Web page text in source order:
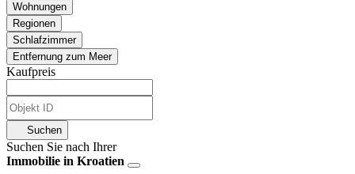
Wohnungen
Regionen
Schlafzimmer
Entfernung zum Meer
Kaufpreis
Suchen
Suchen Sie nach Ihrer
Immobilie in Kroatien